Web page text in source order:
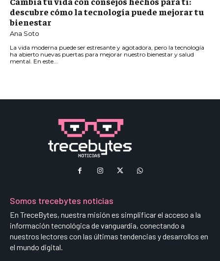
descubre cómo la tecnología puede mejorar tu
bienestar
Ana Soto
La vida moderna puede ser estresante y agotadora, pero la tecnología
ha abierto nuevas puertas para mejorar nuestro bienestar y salud
mental. En este...
Somos trecebytes noticias
En TreceBytes, nuestra misión es simplificar el acceso a la
información tecnológica de vanguardia, conectando a
nuestros lectores con las últimas tendencias y desarrollos en
el mundo digital.